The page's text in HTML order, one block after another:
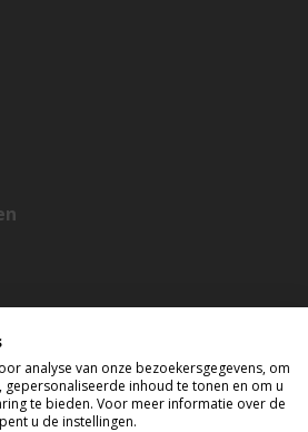
analyse van onze bezoekersgegevens, om
inhoud te tonen en om u
te bieden. Voor meer informatie over de
u de instellingen.